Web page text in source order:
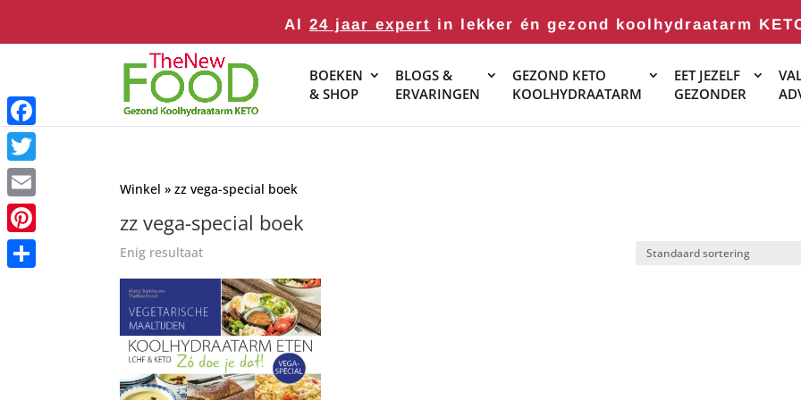
Al 24 jaar expert in lekker én gezond koolhydraatarm
BOEKEN
& SHOP
BLOGS &
ERVARINGEN
GEZOND KETO
KOOLHYDRAATARM
EET JEZELF
GEZONDER
Winkel » zz vega-special boek
zz vega-special boek
Enig resultaat
Facebook
Twitter
Email
Pinterest